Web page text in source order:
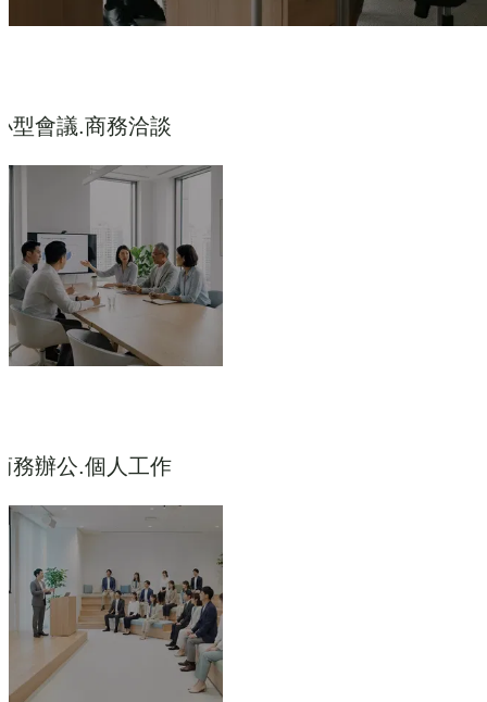
型會議.商務洽談
務辦公.個人工作